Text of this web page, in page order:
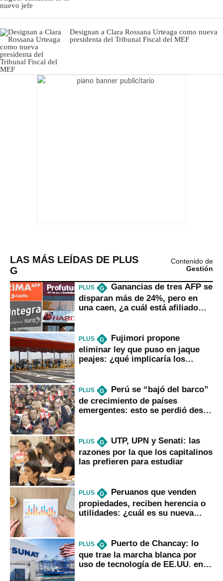
Designan a Clara Rossana Urteaga como nueva
presidenta del Tribunal Fiscal del MEF
LAS MÁS LEÍDAS DE PLUS
G
Contenido de
Gestión
PLUS G
Ganancias de tres AFP se
disparan más de 24%, pero en
una caen, ¿a cuál está afiliado
PLUS G
Fujimori propone
eliminar ley que puso en jaque
peajes: ¿qué implicaría los
PLUS G
Perú se “bajó del barco”
de crecimiento de países
emergentes: esto se perdió desde
PLUS G
UTP, UPN y Senati: las
razones por la que los capitalinos
las prefieren para estudiar
PLUS G
Peruanos que venden
propiedades, reciben herencia o
utilidades: ¿cuál es su nueva
PLUS G
Puerto de Chancay: lo
que trae la marcha blanca por
uso de tecnología de EE.UU. en